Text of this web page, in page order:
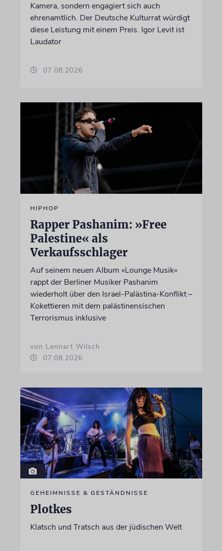
Kamera, sondern engagiert sich auch
ehrenamtlich. Der Deutsche Kulturrat würdigt
diese Leistung mit einem Preis. Igor Levit ist
Laudator
07.08.2026
HIPHOP
Rapper Pashanim: »Free
Palestine« als
Verkaufsschlager
Auf seinem neuen Album »Lounge Musik«
rappt der Berliner Musiker Pashanim
wiederholt über den Israel-Palästina-Konflikt –
Kokettieren mit dem palästinensischen
Terrorismus inklusive
von Lennart Wilsch
07.08.2026
GEHEIMNISSE & GESTÄNDNISSE
Plotkes
Klatsch und Tratsch aus der jüdischen Welt